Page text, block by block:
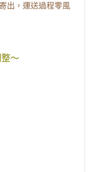
出，運送過程零風
～